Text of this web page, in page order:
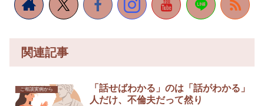
関連記事
ご相談実例から
「話せばわかる」のは「話がわかる」
人だけ、不倫夫だって然り